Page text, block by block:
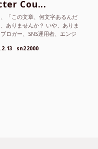
Cou...
「この文章、何文字あるんだ
ありませんか？ いや、ありま
ロガー、SNS運用者、エンジ
sn22000